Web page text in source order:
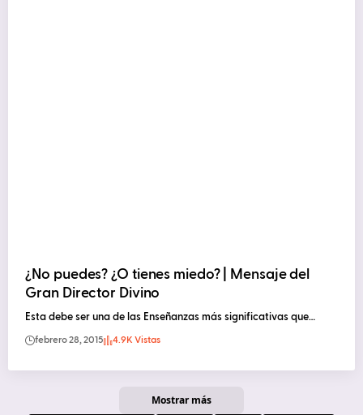
¿No puedes? ¿O tienes miedo? | Mensaje del
Gran Director Divino
Esta debe ser una de las Enseñanzas más significativas que…
febrero 28, 2015 4.9K Vistas
Mostrar más